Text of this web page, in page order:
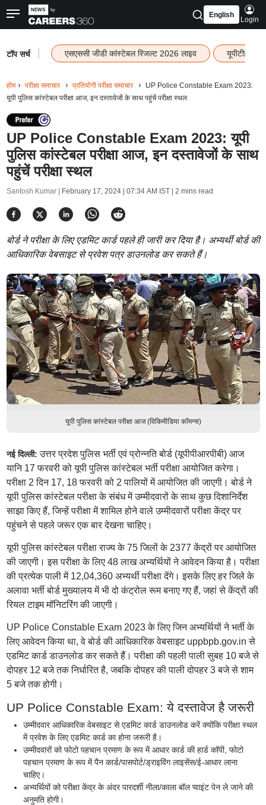
English
Login
टॉप सर्च एसएससी जीडी कांस्टेबल रिजल्ट 2026 लाइव यूपीटीईटी
होम परीक्षा समाचार प्रतियोगी परीक्षा समाचार
UP Police Constable Exam 2023:
यूपी पुलिस कांस्टेबल परीक्षा आज, इन दस्तावेजों के साथ पहुंचें परीक्षा स्थल
UP Police Constable Exam 2023: यूपी
पुलिस कांस्टेबल परीक्षा आज, इन दस्तावेजों के साथ
पहुंचें परीक्षा स्थल
Santosh Kumar | February 17, 2024 | 07:34 AM IST| 2 mins read
बोर्ड ने परीक्षा के लिए एडमिट कार्ड पहले ही जारी कर दिया है। अभ्यर्थी बोर्ड की
आधिकारिक वेबसाइट से प्रवेश पत्र डाउनलोड कर सकते हैं।
यूपी पुलिस कांस्टेबल परीक्षा आज (विकिमीडिया कॉमन्स)
नई दिल्ली:उत्तर प्रदेश पुलिस भर्ती एवं प्रोन्नति बोर्ड (यूपीपीआरपीबी) आज
यानि 17 फरवरी को यूपी पुलिस कांस्टेबल भर्ती परीक्षा आयोजित करेगा।
परीक्षा 2 दिन 17, 18 फरवरी को 2 पालियों में आयोजित की जाएगी। बोर्ड ने
यूपी पुलिस कांस्टेबल परीक्षा के संबंध में उम्मीदवारों के साथ कुछ दिशानिर्देश
साझा किए हैं, जिन्हें परीक्षा में शामिल होने वाले उम्मीदवारों परीक्षा केंद्र पर
पहुंचने से पहले जरूर एक बार देखना चाहिए।
यूपी पुलिस कांस्टेबल परीक्षा राज्य के 75 जिलों के 2377 केंद्रों पर आयोजित
की जाएगी। इस परीक्षा के लिए 48 लाख अभ्यर्थियों ने आवेदन किया है। परीक्षा
की प्रत्येक पाली में 12,04,360 अभ्यर्थी परीक्षा देंगे। इसके लिए हर जिले के
अलावा भर्ती बोर्ड मुख्यालय में भी दो कंट्रोल रूम बनाए गए हैं, जहां से केंद्रों की
रियल टाइम मॉनिटरिंग की जाएगी।
UP Police Constable Exam 2023 के लिए जिन अभ्यर्थियों ने भर्ती के
लिए आवेदन किया था, वे बोर्ड की आधिकारिक वेबसाइट uppbpb.gov.in से
एडमिट कार्ड डाउनलोड कर सकते हैं। परीक्षा की पहली पाली सुबह 10 बजे से
दोपहर 12 बजे तक निर्धारित है, जबकि दोपहर की पाली दोपहर 3 बजे से शाम
5 बजे तक होगी।
UP Police Constable Exam: ये दस्तावेज है जरूरी
उम्मीदवार आधिकारिक वेबसाइट से एडमिट कार्ड डाउनलोड करें क्योंकि परीक्षा स्थल
में प्रवेश के लिए एडमिट कार्ड का होना जरूरी है।
उम्मीदवारों को फोटो पहचान प्रमाण के रूप में आधार कार्ड की हार्ड कॉपी, फोटो
पहचान प्रमाण के रूप में पैन कार्ड/पासपोर्ट/ड्राइविंग लाइसेंस/ई-आधार लाना
चाहिए।
अभ्यर्थियों को परीक्षा केंद्र के अंदर पारदर्शी नीला/काला बॉल प्वाइंट पेन ले जाने की
अनुमति होगी।